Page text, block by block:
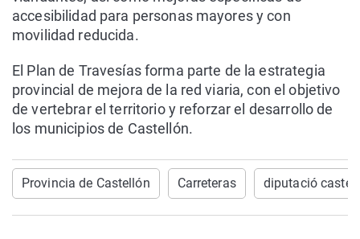
accesibilidad para personas mayores y con
movilidad reducida.
El Plan de Travesías forma parte de la estrategia
provincial de mejora de la red viaria, con el objetivo
de vertebrar el territorio y reforzar el desarrollo de
los municipios de Castellón.
Provincia de Castellón Carreteras diputació